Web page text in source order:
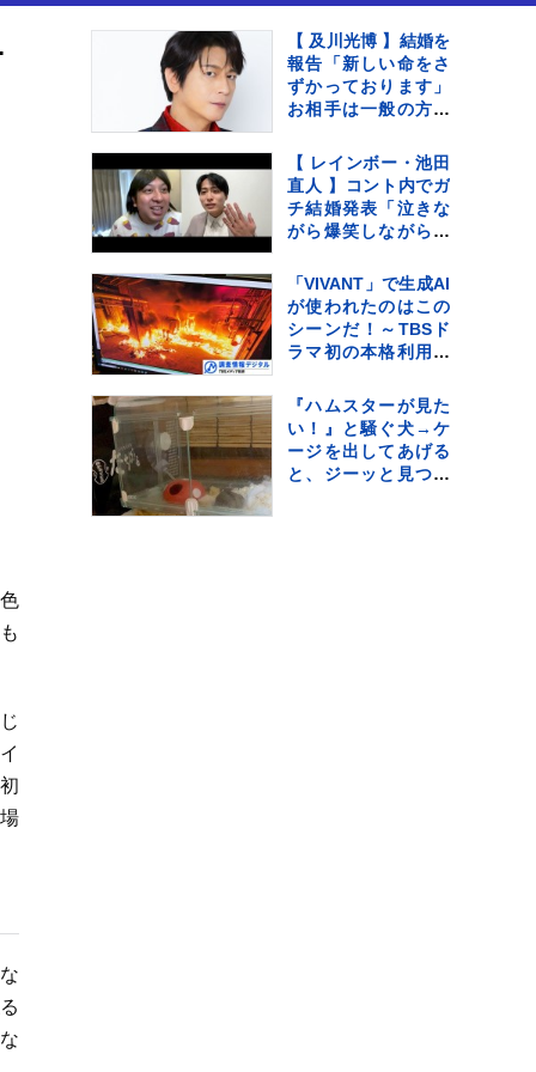
トを開催
【 及川光博 】結婚を
報告「新しい命をさ
ずかっております」
お相手は一般の方
ミッチーとして精
進〟【 コメント全文
】
【 レインボー・池田
直人 】コント内でガ
チ結婚発表「泣きな
がら爆笑しながらよ
手はフリーアナウン
サー・佐藤佳奈さ
ん ジャンボたかお
大祝福
「VIVANT」で生成AI
が使われたのはこの
シーンだ！～TBSド
ラマ初の本格利用～
ル】
『ハムスターが見た
い！』と騒ぐ犬→ケ
ージを出してあげる
と、ジーッと見つめ